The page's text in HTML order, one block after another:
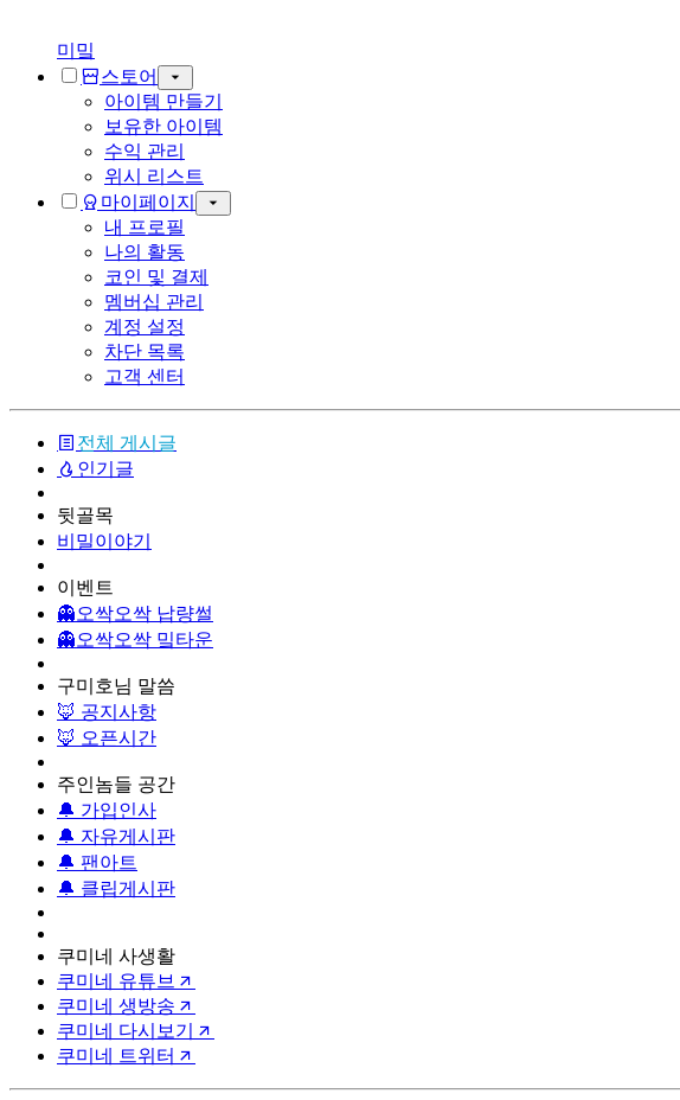
미밐
스토어
아이템 만들기
보유한 아이템
수익 관리
위시 리스트
마이페이지
내 프로필
나의 활동
코인 및 결제
멤버십 관리
계정 설정
차단 목록
고객 센터
전체 게시글
인기글
뒷골목
비밀이야기
이벤트
👻오싹오싹 납량썰
👻오싹오싹 밐타운
구미호님 말씀
🦊 공지사항
🦊 오픈시간
주인놈들 공간
🔔 가입인사
🔔 자유게시판
🔔 팬아트
🔔 클립게시판
쿠미네 사생활
쿠미네 유튜브
쿠미네 생방송
쿠미네 다시보기
쿠미네 트위터